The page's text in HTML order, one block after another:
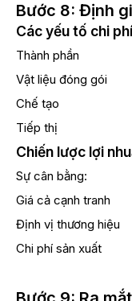
Bước 8: Định
Các yếu tố chi
Thành phần
Vật liệu đóng gói
Chế tạo
Tiếp thị
Chiến lược lợi
Sự cân bằng:
Giá cả cạnh tranh
Định vị thương hiệu
Chi phí sản xuất